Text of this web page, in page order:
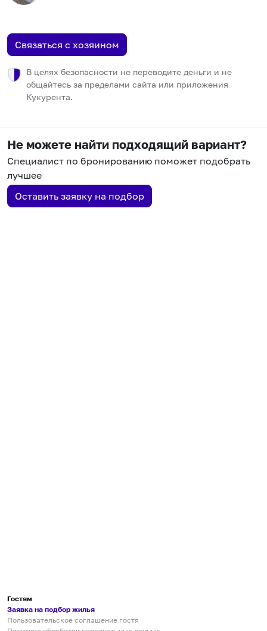
Связаться с хозяином
В целях безопасности не переводите деньги и не
общайтесь за пределами сайта или приложения
Кукурента.
Не можете найти подходящий вариант?
Специалист по бронированию поможет подобрать
лучшее
Оставить заявку на подбор
Гостям
Заявка на подбор жилья
Пользовательское соглашение гостя